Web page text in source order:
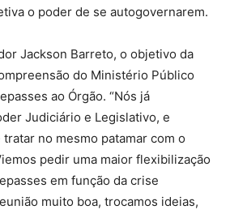
o poder de se autogovernarem.
Jackson Barreto, o objetivo da
do Ministério Público
ao Órgão. “Nós já
Judiciário e Legislativo, e
no mesmo patamar com o
pedir uma maior flexibilização
em função da crise
muito boa, trocamos ideias,